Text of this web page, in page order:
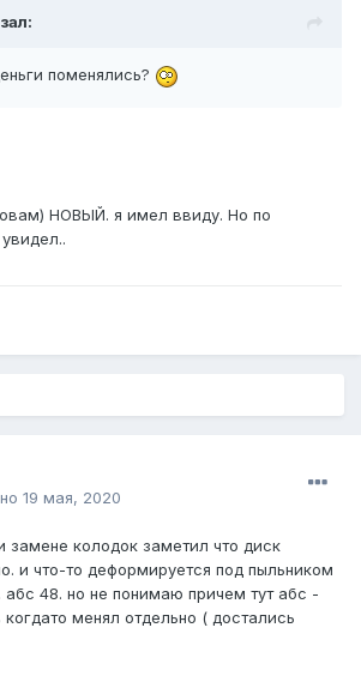
поменялись?
НОВЫЙ. я имел ввиду. Но по
19 мая, 2020
замене колодок заметил что диск
и что-то деформируется под пыльником
48. но не понимаю причем тут абс -
менял отдельно ( достались